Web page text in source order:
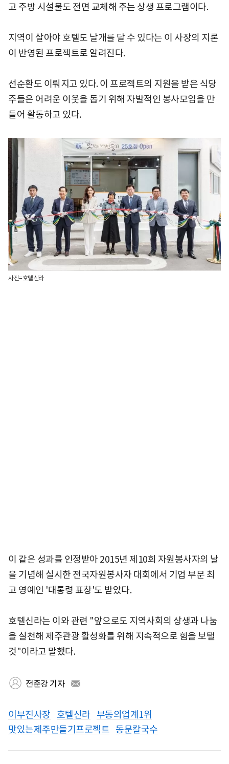
고 주방 시설물도 전면 교체해 주는 상생 프로그램이다.
지역이 살아야 호텔도 날개를 달 수 있다는 이 사장의 지론
이 반영된 프로젝트로 알려진다.
선순환도 이뤄지고 있다. 이 프로젝트의 지원을 받은 식당
주들은 어려운 이웃을 돕기 위해 자발적인 봉사모임을 만
들어 활동하고 있다.
사진=호텔신라
이 같은 성과를 인정받아 2015년 제10회 자원봉사자의 날
을 기념해 실시한 전국자원봉사자 대회에서 기업 부문 최
고 영예인 '대통령 표창'도 받았다.
호텔신라는 이와 관련 "앞으로도 지역사회의 상생과 나눔
을 실천해 제주관광 활성화를 위해 지속적으로 힘을 보탤
것"이라고 말했다.
전준강 기자
이부진사장 호텔신라 부동의업계1위
맛있는제주만들기프로젝트 동문칼국수